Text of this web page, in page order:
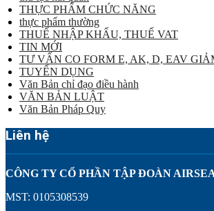
THỰC PHẨM CHỨC NĂNG
thực phẩm thường
THUẾ NHẬP KHẨU, THUẾ VAT
TIN MỚI
TƯ VẤN CO FORM E, AK, D, EAV
TUYỂN DỤNG
Văn Bản chỉ đạo điều hành
VĂN BẢN LUẬT
Văn Bản Pháp Quy
Liên hệ
CÔNG TY CỔ PHẦN TẬP ĐOÀN
MST: 0105308539